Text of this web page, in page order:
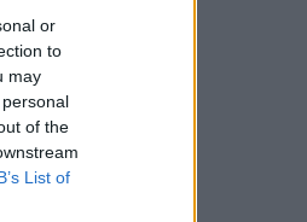
or
to
may
of the
List of